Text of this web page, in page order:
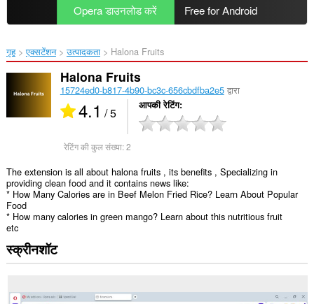
Opera डाउनलोड करें Free for Android
गृह एक्सटेंशन उत्पादकता Halona Fruits‎
Halona Fruits
15724ed0-b817-4b90-bc3c-656cbdfba2e5द्वारा
4.1 / 5 आपकी रेटिंग
रेटिंग की कुल संख्या:2
The extension is all about halona fruits , its benefits , Specializing in
providing clean food and it contains news like:
* How Many Calories are in Beef Melon Fried Rice? Learn About Popular
Food
* How many calories in green mango? Learn about this nutritious fruit
etc
स्क्रीनशॉट